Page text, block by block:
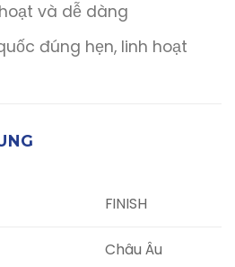
và dễ dàng
đúng hẹn, linh hoạt
FINISH
Châu Âu